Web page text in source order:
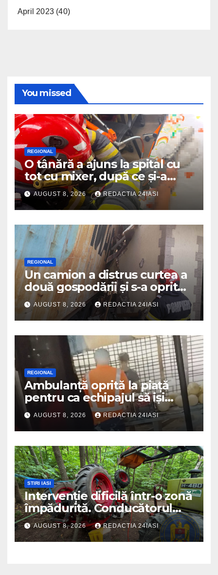
April 2023 (40)
You missed
REGIONAL
O tânără a ajuns la spital cu
tot cu mixer, după ce și-a
prins degetul în aparat
AUGUST 8, 2026 REDACTIA 24IASI
REGIONAL
Un camion a distrus curtea a
două gospodării și s-a oprit
intr-o locuință
AUGUST 8, 2026 REDACTIA 24IASI
REGIONAL
Ambulanță oprită la piață
pentru ca echipajul să iși
cumpere pepene și legume.
DSU a anuntat că va aplica
sancțiuni
AUGUST 8, 2026 REDACTIA 24IASI
STIRI IASI
Intervenție dificilă într-o zonă
împădurită. Conducătorul
unui tractor răsturnat, salvat
prin efortul comun al
echipajelor de intervenție
AUGUST 8, 2026 REDACTIA 24IASI